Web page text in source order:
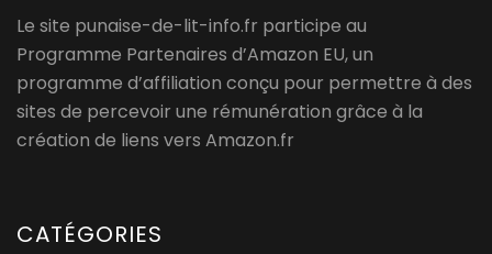
Le site punaise-de-lit-info.fr participe au
Programme Partenaires d’Amazon EU, un
programme d’affiliation conçu pour permettre à des
sites de percevoir une rémunération grâce à la
création de liens vers Amazon.fr
CATÉGORIES